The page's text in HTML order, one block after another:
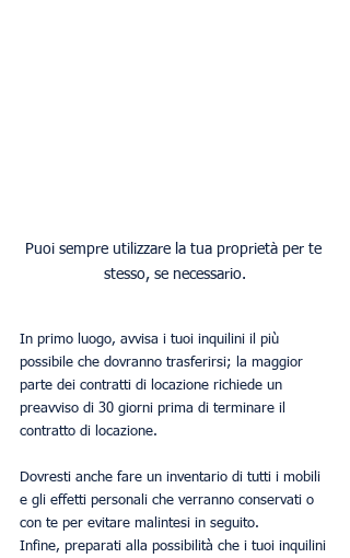
Puoi sempre utilizzare la tua proprietà per te
stesso, se necessario.
In primo luogo, avvisa i tuoi inquilini il più
possibile che dovranno trasferirsi; la maggior
parte dei contratti di locazione richiede un
preavviso di 30 giorni prima di terminare il
contratto di locazione.
Dovresti anche fare un inventario di tutti i mobili
e gli effetti personali che verranno conservati o
con te per evitare malintesi in seguito.
Infine, preparati alla possibilità che i tuoi inquilini